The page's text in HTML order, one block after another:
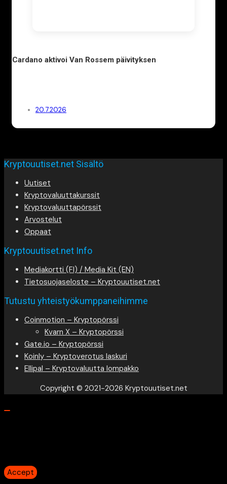
Cardano aktivoi Van Rossem päivityksen
20.7.2026
Kryptouutiset.net Sisältö
Uutiset
Kryptovaluuttakurssit
Kryptovaluuttapörssit
Arvostelut
Oppaat
Kryptouutiset.net Info
Mediakortti (FI) / Media Kit (EN)
Tietosuojaseloste – Kryptouutiset.net
Tutustu yhteistyökumppaneihimme
Coinmotion – Kryptopörssi
Kvarn X – Kryptopörssi
Gate.io – Kryptopörssi
Koinly – Kryptoverotus laskuri
Ellipal – Kryptovaluutta lompakko
Copyright © 2021-2026 Kryptouutiset.net
Accept